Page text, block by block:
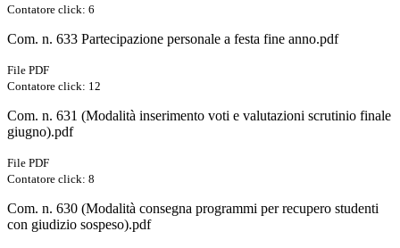
Contatore click: 6
Com. n. 633 Partecipazione personale a festa fine anno.pdf
File PDF
Contatore click: 12
Com. n. 631 (Modalità inserimento voti e valutazioni scrutinio finale
giugno).pdf
File PDF
Contatore click: 8
Com. n. 630 (Modalità consegna programmi per recupero studenti
con giudizio sospeso).pdf